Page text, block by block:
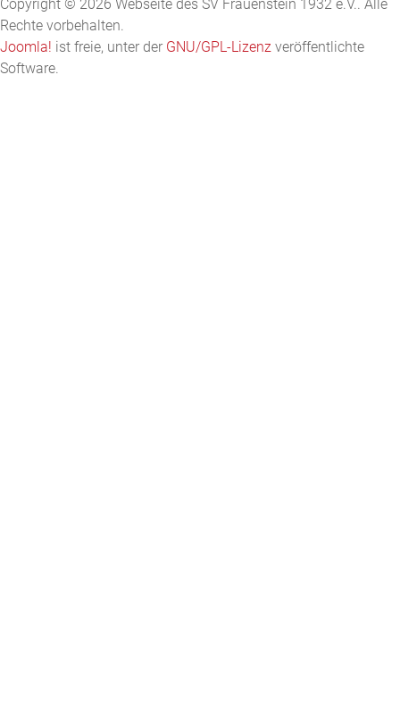
Copyright © 2026 Webseite des SV Frauenstein 1932 e.V.. Alle
Rechte vorbehalten.
Joomla! ist freie, unter der GNU/GPL-Lizenz veröffentlichte
Software.